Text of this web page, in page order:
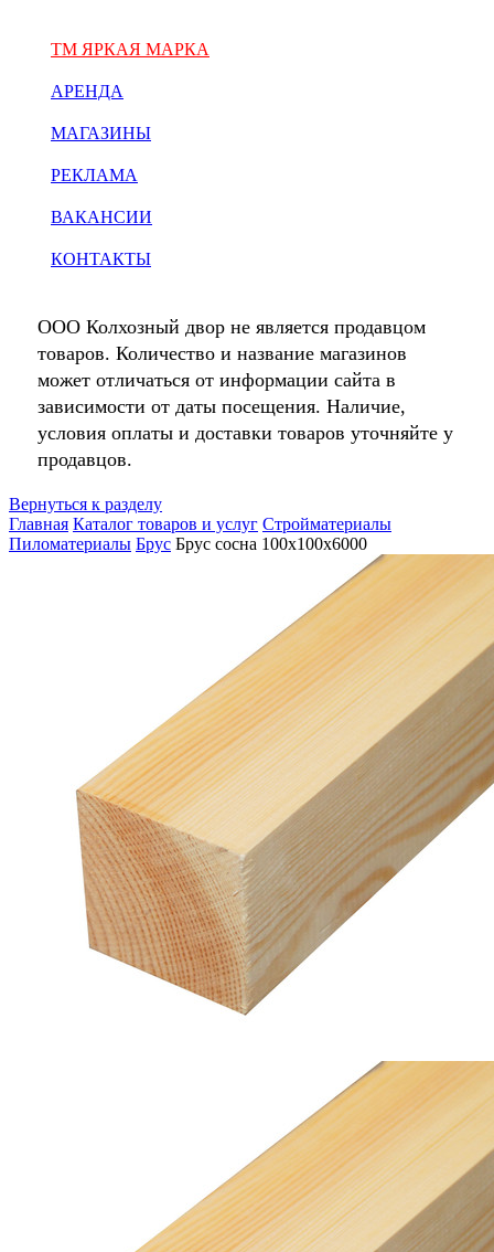
ТМ ЯРКАЯ МАРКА
АРЕНДА
МАГАЗИНЫ
РЕКЛАМА
ВАКАНСИИ
КОНТАКТЫ
ООО Колхозный двор не является продавцом
товаров. Количество и название магазинов
может отличаться от информации сайта в
зависимости от даты посещения. Наличие,
условия оплаты и доставки товаров уточняйте у
продавцов.
Вернуться к разделу
Главная Каталог товаров и услуг Стройматериалы
Пиломатериалы Брус Брус сосна 100х100х6000